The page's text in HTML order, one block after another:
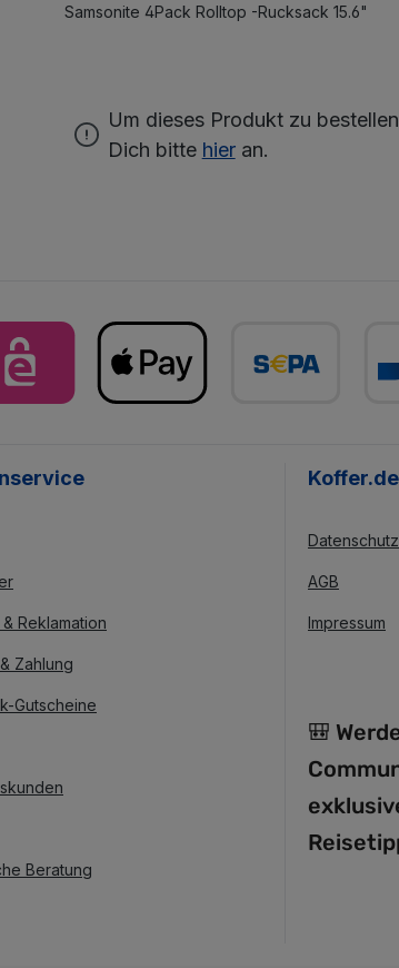
Samsonite 4Pack Rolltop -Rucksack 15.6"
Um dieses Produkt zu
Dich bitte hieran.
Reklamation
Zahlung
Gutscheine
Beratung
Koffer.de
Datenschutz
AGB
Impressum
🎒